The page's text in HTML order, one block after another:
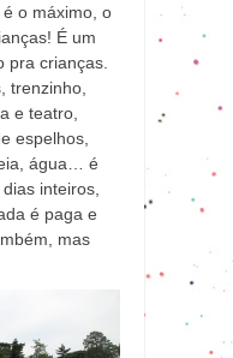
o máximo, o
É um
pra crianças.
trenzinho,
e teatro,
espelhos,
água… é
inteiros,
é paga e
mas